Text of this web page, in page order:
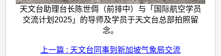
天文台助理台长陈世倜（前排中）与「国际航空学员
交流计划2025」的导师及学员于天文台总部拍照留
念。
上一篇 : 天文台同事到新加坡气象局交流